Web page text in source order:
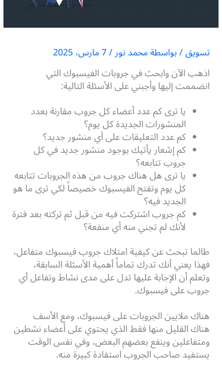
تسويق/ بواسطةمحمد نور/7 مارس، 2025
اذهب الآن وابحث في جروبات الفيسبوك التي
انضممت إليها وأجبني على الأسئلة التالية:
يا ترى كم عدد أعضاء كل جروب مقارنة بعدد
المنشورات الجديدة كل يوم؟
كم عدد التعليقات على أي منشور جديد؟
كم إشعار يأتيك بوجود منشور جديد في كل
جروب تتابعه؟
يا ترى هل هناك جروب من هذه الجروبات تتابعه
كل يوم وتفتح الفيسبوك خصيصاً لكي ترى ما هو
الجديد فيه؟
كم جروب اشتركت فيه من قبل ثم تركته بعد فترة
لأنك لم تجني منه أي منفعة؟
طالما تبحث عن كيفية امتلاك جروب فيسبوك متفاعل،
فهذا يعني أنك تدرك تماماً أهمية الأسئلة السابقة،
وتعلم أن الإجابة عليها تدل على مدى نشاط وتفاعل أي
جروب على فيسبوك.
هناك ملايين الجروبات على فيسبوك، ومع الأسف
هناك القليل منها فقط الذي يحتوي على أعضاء نشطين
ومتفاعلين وينفع بعضهم البعض، وفي نفس الوقت
يستفيد صاحب الجروب استفادة كبيرة منه.